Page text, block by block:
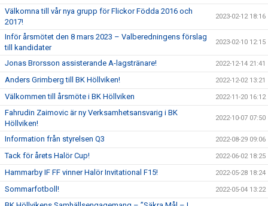
Välkomna till vår nya grupp för Flickor Födda 2016 och
2017!
2023-02-12 18:16
Inför årsmötet den 8 mars 2023 – Valberedningens förslag
till kandidater
2023-02-10 12:15
Jonas Brorsson assisterande A-lagstränare! 2022-12-14 21:41
Anders Grimberg till BK Höllviken! 2022-12-02 13:21
Välkommen till årsmöte i BK Höllviken 2022-11-20 16:12
Fahrudin Zaimovic är ny Verksamhetsansvarig i BK
Höllviken!
2022-10-07 07:50
Information från styrelsen Q3 2022-08-29 09:06
Tack för årets Halör Cup! 2022-06-02 18:25
Hammarby IF FF vinner Halör Invitational F15! 2022-05-28 18:24
Sommarfotboll! 2022-05-04 13:22